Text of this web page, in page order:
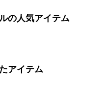
の人気アイテム
アイテム